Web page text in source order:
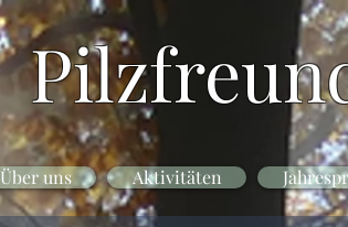
Über uns Aktivitäten